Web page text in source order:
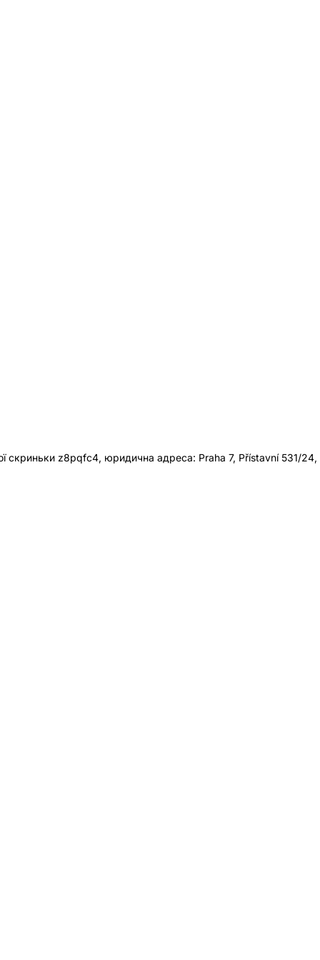
скриньки z8pqfc4, юридична адреса: Praha 7, Přístavní 531/24,